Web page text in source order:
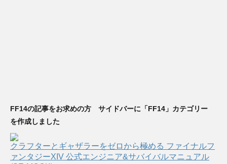
FF14の記事をお求めの方 サイドバーに「FF14」カテゴリー
を作成しました
クラフターとギャザラーをゼロから極める ファイナルフ
ァンタジーXIV 公式エンジニア&サバイバルマニュアル